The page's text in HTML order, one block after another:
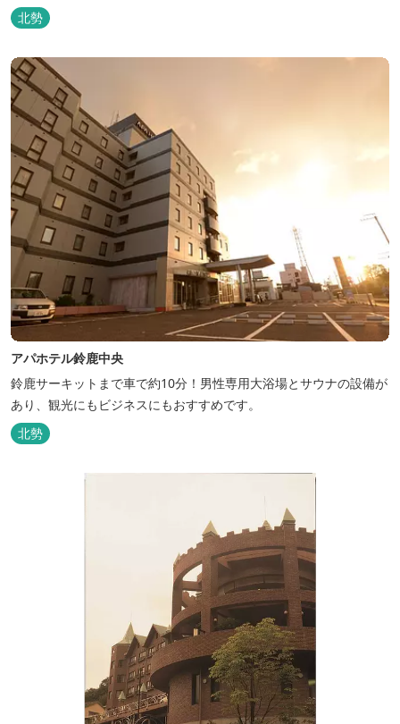
慢の大浴場からは、雄大な御在所岳を背に、御在所ロープウェイが
望めます。季節ごとに表情を変える湯の山の自然と対話しながら至
極のひとときをどうぞ。
北勢
アパホテル鈴鹿中央
鈴鹿サーキットまで車で約10分！男性専用大浴場とサウナの設備が
あり、観光にもビジネスにもおすすめです。
北勢